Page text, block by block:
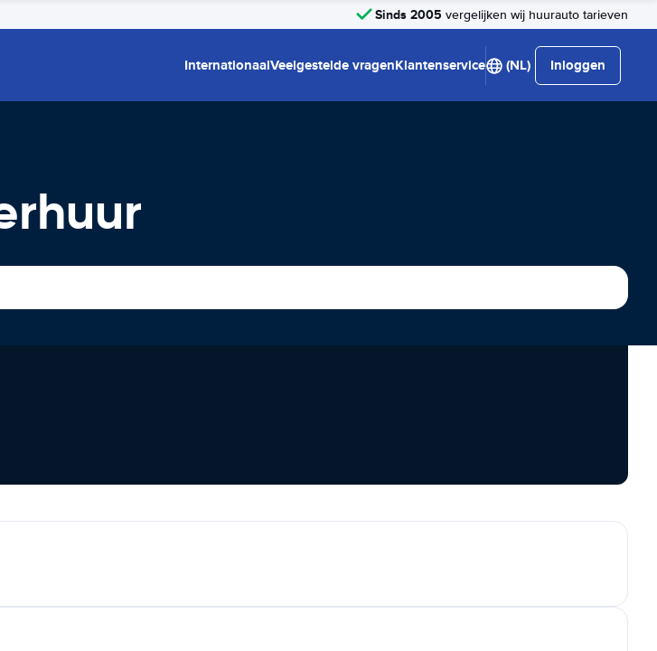
Sinds 2005 vergelijken wij huurauto tarieven
InternationaalVeelgestelde vragenKlantenservice (NL) Inloggen